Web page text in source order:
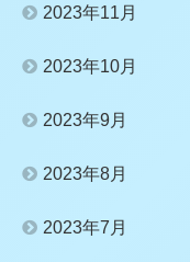
2023年11月
2023年10月
2023年9月
2023年8月
2023年7月